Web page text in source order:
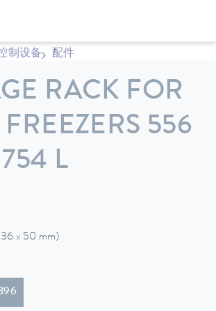
制设备 配件
RACK FOR
556
L
x 50 mm)